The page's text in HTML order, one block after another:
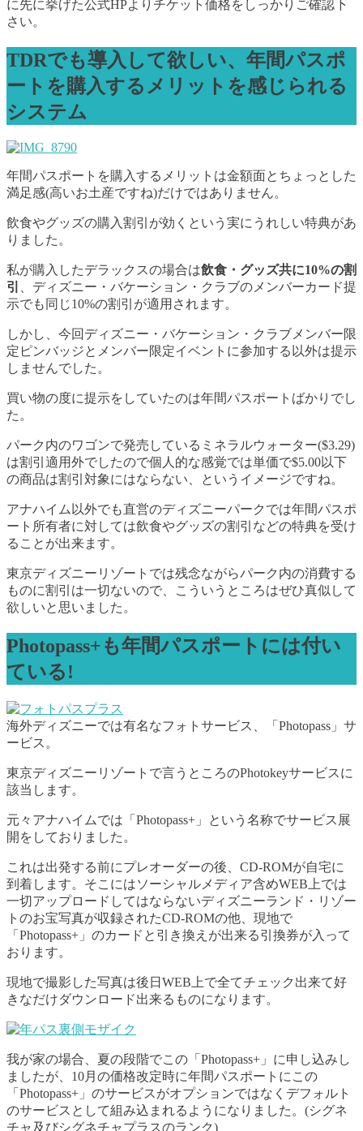
に先に挙げた公式HPよりチケット価格をしっかりご確認下
さい。
TDRでも導入して欲しい、年間パスポ
ートを購入するメリットを感じられる
システム
年間パスポートを購入するメリットは金額面とちょっとした
満足感(高いお土産ですね)だけではありません。
飲食やグッズの購入割引が効くという実にうれしい特典があ
りました。
私が購入したデラックスの場合は飲食・グッズ共に10%の割
引 、ディズニー・バケーション・クラブのメンバーカード提
示でも同じ10%の割引が適用されます。
しかし、今回ディズニー・バケーション・クラブメンバー限
定ピンバッジとメンバー限定イベントに参加する以外は提示
しませんでした。
買い物の度に提示をしていたのは年間パスポートばかりでし
た。
パーク内のワゴンで発売しているミネラルウォーター($3.29)
は割引適用外でしたので個人的な感覚では単価で$5.00以下
の商品は割引対象にはならない、というイメージですね。
アナハイム以外でも直営のディズニーパークでは年間パスポ
ート所有者に対しては飲食やグッズの割引などの特典を受け
ることが出来ます。
東京ディズニーリゾートでは残念ながらパーク内の消費する
ものに割引は一切ないので、こういうところはぜひ真似して
欲しいと思いました。
Photopass+も年間パスポートには付い
ている!
海外ディズニーでは有名なフォトサービス、「Photopass」サ
ービス。
東京ディズニーリゾートで言うところのPhotokeyサービスに
該当します。
元々アナハイムでは「Photopass+」という名称でサービス展
開をしておりました。
これは出発する前にプレオーダーの後、CD-ROMが自宅に
到着します。そこにはソーシャルメディア含めWEB上では
一切アップロードしてはならないディズニーランド・リゾー
トのお宝写真が収録されたCD-ROMの他、現地で
「Photopass+」のカードと引き換えが出来る引換券が入って
おります。
現地で撮影した写真は後日WEB上で全てチェック出来て好
きなだけダウンロード出来るものになります。
我が家の場合、夏の段階でこの「Photopass+」に申し込みし
ましたが、10月の価格改定時に年間パスポートにこの
「Photopass+」のサービスがオプションではなくデフォルト
のサービスとして組み込まれるようになりました。(シグネ
チャ及びシグネチャプラスのランク)